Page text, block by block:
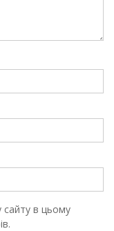
сайту в цьому